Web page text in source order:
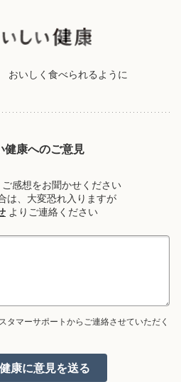
おいしく食べられるように
健康へのご意見
感想をお聞かせください
は、大変恐れ入りますが
よりご連絡ください
タマーサポートからご連絡させていただく